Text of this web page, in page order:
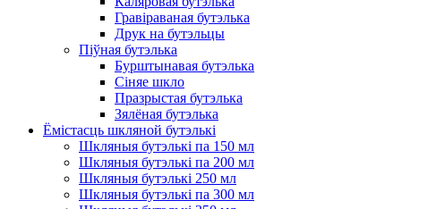
Гравіраваная бутэлька
Друк на бутэльцы
Піўная бутэлька
Бурштынавая бутэлька
Сіняе шкло
Празрыстая бутэлька
Зялёная бутэлька
Ёмістасць шкляной бутэлькі
Шкляныя бутэлькі па 150 мл
Шкляныя бутэлькі па 200 мл
Шкляныя бутэлькі 250 мл
Шкляныя бутэлькі па 300 мл